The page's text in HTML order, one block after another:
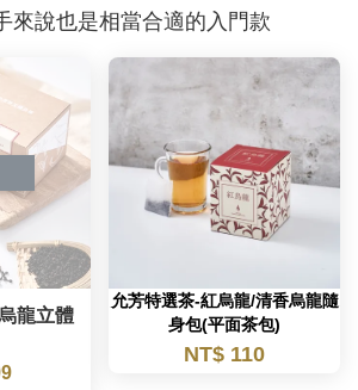
來說也是相當合適的入門款
龍立體
允芳特選茶-紅烏龍/清香烏龍隨
身包(平面茶包)
NT$ 110